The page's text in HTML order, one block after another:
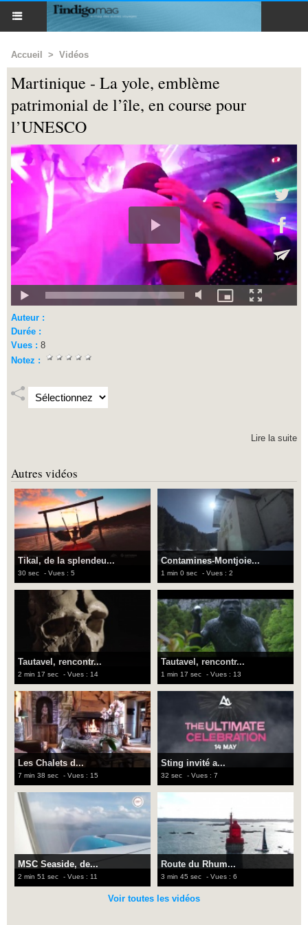
Accueil > Vidéos
Martinique - La yole, emblème
patrimonial de l’île, en course pour
l’UNESCO
Auteur :
Durée :
Vues : 8
Notez :
Lire la suite
Autres vidéos
Tikal, de la splendeu...
30 sec - Vues : 5
Contamines-Montjoie...
1 min 0 sec - Vues : 2
Tautavel, rencontr...
2 min 17 sec - Vues : 14
Tautavel, rencontr...
1 min 17 sec - Vues : 13
Les Chalets d...
7 min 38 sec - Vues : 15
Sting invité a...
32 sec - Vues : 7
MSC Seaside, de...
2 min 51 sec - Vues : 11
Route du Rhum...
3 min 45 sec - Vues : 6
Voir toutes les vidéos